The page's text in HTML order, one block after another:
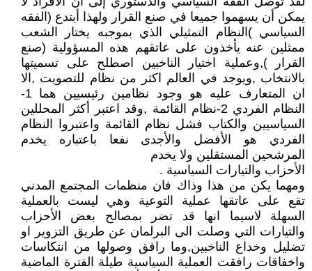
يمكن أن يسهموا جميعا في صنع القرار ولهذا أبتدع (الفقه
السياسي )النظام التمثيلي الذي بموجبه يختار الشعب
ممثلين عنه يأخذون على عاتقهم هذه المسؤولية (صنع
القرار ),وعملية اختيار الناخبين اصطلح على تسميتها
بالانتخاب ,ويوجد في العالم اكثر من نظام للتصويت ,الا
ان المتعارف عليه هو وجود نظامين رئيسيين هما 1-
النظام الفردي 2-نظام القائمة ,وقد اعتبر أكثر المحللين
السياسيين والكتاب فشل نظام القائمة واعتبروا النظام
الفردي هو الأفضل والأجدى نفعا باعتباره يخدم
المرشحين المستقلين ولا يخدم
الأحزاب والتيارات السياسية .
ومهما يكن من هذا وذاك فان منظمات المجتمع المدني
تقع على عاتقها عملية التوعية وهي ليست بالعملية
السهلة لاسيما انها قد تضر بمصالح بعض الأحزاب
والتيارات التي وصلت الى البرلمان عن طريق التزوير او
تضليل وخداع الناخبين,وما رافق وصولها من انتكاسات
واخفاقات رافقت العملية السياسية طيلة الفترة الماضية